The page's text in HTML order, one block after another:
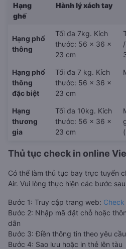
Hạng
ghế
Hành lý xách tay
Hạng phổ
thông
Tối đa 7kg. Kích
thước: 56 x 36 x
23 cm
Hạng phổ
thông
đặc biệt
Tối đa 7 kg. Kích
thước: 56 x 36 x
23 cm
Hạng
thương
gia
Tối đa 10kg. Kích
thước: 56 x 36 x
23 cm
Thủ tục check in online
Có thể làm thủ tục bay trực tuyến
Air. Vui lòng thực hiện các bước
Bước 1: Truy cập trang web:
Bước 2: Nhập mã đặt chỗ hoặc
dẫn
Bước 3: Điền thông tin theo yêu
Bước 4: Sao lưu hoặc in thẻ lên tàu